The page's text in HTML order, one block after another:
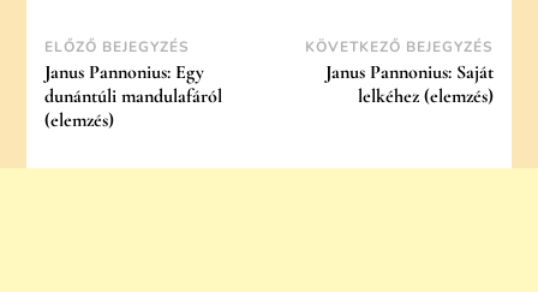
Post
Navigation
ELŐZŐ BEJEGYZÉS
Janus Pannonius: Egy
dunántúli mandulafáról
(elemzés)
KÖVETKEZŐ BEJEGYZÉS
Janus Pannonius: Saját
lelkéhez (elemzés)